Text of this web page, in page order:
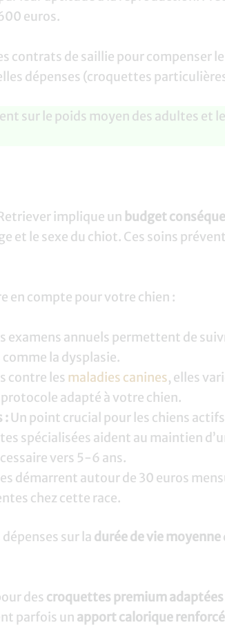
euros.
contrats de saillie pour compenser
dépenses (croquettes
sur le poids moyen des adultes et
implique un budget
et le sexe du chiot. Ces soins
en compte pour votre chien :
examens annuels permettent de
la dysplasie.
contre les maladies canines, elles
adapté à votre chien.
: Un point crucial pour les chiens
spécialisées aident au maintien
vers 5-6 ans.
démarrent autour de 30 euros
chez cette race.
sur la durée de vie moyenne
des croquettes premium adaptées
parfois un apport calorique renforcé